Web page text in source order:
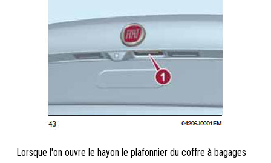
Lorsque l'on ouvre le hayon le plafonnier du coffre à bagages